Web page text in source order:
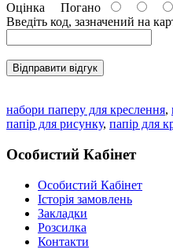
Оцінка Погано
Введіть код, зазначений на
Відправити відгук
набори паперу для креслення,
папір для рисунку, папір для
Особистий Кабінет
Особистий Кабінет
Історія замовлень
Закладки
Розсилка
Контакти